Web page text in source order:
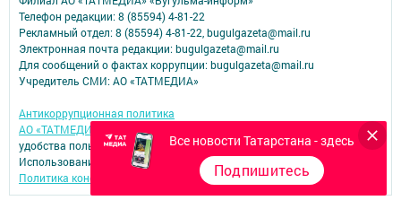
Все новости Татарстана - здесь
Подпишитесь
Телефон редакции: 8 (85594) 4-81-22
Рекламный отдел: 8 (85594) 4-81-22, bugulgazeta@mail.ru
Электронная почта редакции: bugulgazeta@mail.ru
Для сообщений о фактах коррупции: bugulgazeta@mail.ru
Учредитель СМИ: АО «ТАТМЕДИА»
Антикоррупционная политика
АО «ТАТМЕДИА» использует «cookie»
для персонализации сервисов и
удобства пользователей сайтом.
Использование «cookie» можно отменить в настройках браузера.
Политика конфиденциальности